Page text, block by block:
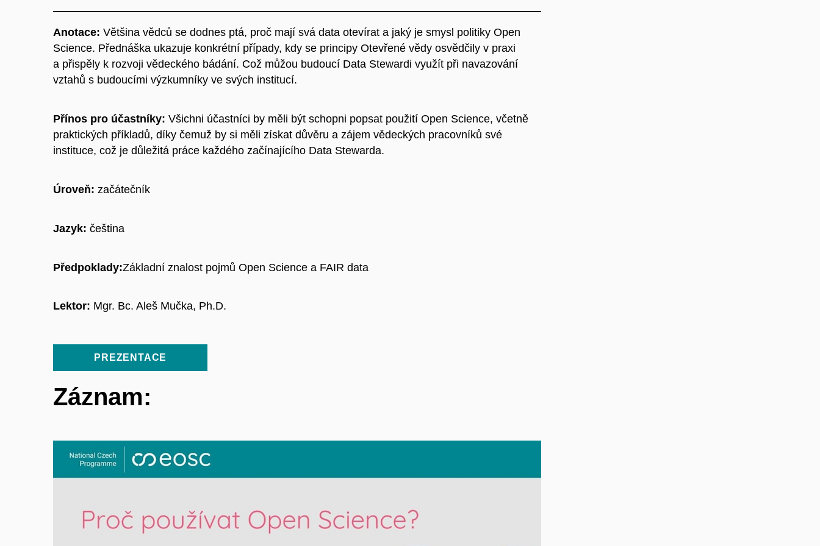
Anotace: Většina vědců se dodnes ptá, proč mají svá data otevírat a jaký je smysl politiky Open
Science. Přednáška ukazuje konkrétní případy, kdy se principy Otevřené vědy osvědčily v praxi
a přispěly k rozvoji vědeckého bádání. Což můžou budoucí Data Stewardi využít při navazování
vztahů s budoucími výzkumníky ve svých institucí.
Přínos pro účastníky: Všichni účastníci by měli být schopni popsat použití Open Science, včetně
praktických příkladů, díky čemuž by si měli získat důvěru a zájem vědeckých pracovníků své
instituce, což je důležitá práce každého začínajícího Data Stewarda.
Úroveň: začátečník
Jazyk: čeština
Předpoklady:Základní znalost pojmů Open Science a FAIR data
Lektor: Mgr. Bc. Aleš Mučka, Ph.D.
PREZENTACE
Záznam: